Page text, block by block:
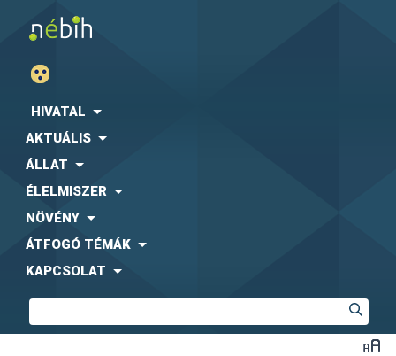
HIVATAL
AKTUÁLIS
ÁLLAT
ÉLELMISZER
NÖVÉNY
ÁTFOGÓ TÉMÁK
KAPCSOLAT